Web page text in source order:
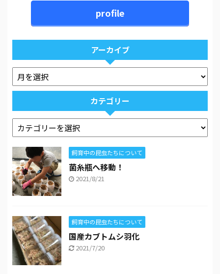
profile
アーカイブ
カテゴリー
飼育中の昆虫たちについて
菌糸瓶へ移動！
2021/8/21
飼育中の昆虫たちについて
国産カブトムシ羽化
2021/7/20